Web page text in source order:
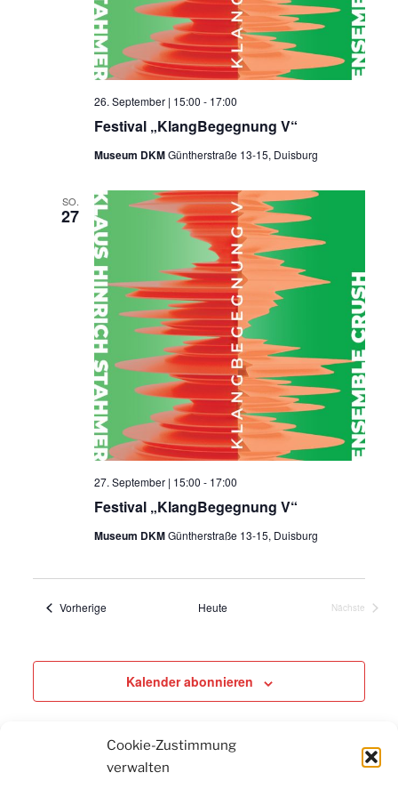
Cookie-Zustimmung
verwalten
Festival „KlangBegegnung V“
26. September | 15:00 - 17:00
Museum DKMGüntherstraße 13-15, Duisburg
SO.
27
Festival „KlangBegegnung V“
27. September | 15:00 - 17:00
Museum DKMGüntherstraße 13-15, Duisburg
Vorherige Heute
Nächste
Kalender abonnieren